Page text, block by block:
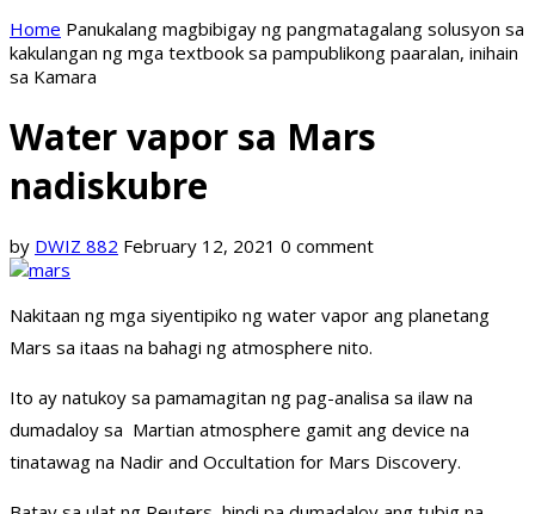
Home Panukalang magbibigay ng pangmatagalang solusyon sa
kakulangan ng mga textbook sa pampublikong paaralan, inihain
sa Kamara
Water vapor sa Mars
nadiskubre
by DWIZ 882 February 12, 2021 0 comment
Nakitaan ng mga siyentipiko ng water vapor ang planetang
Mars sa itaas na bahagi ng atmosphere nito.
Ito ay natukoy sa pamamagitan ng pag-analisa sa ilaw na
dumadaloy sa Martian atmosphere gamit ang device na
tinatawag na Nadir and Occultation for Mars Discovery.